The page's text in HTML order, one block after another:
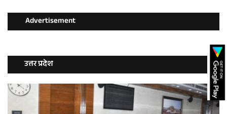
Advertisement
उत्तर प्रदेश